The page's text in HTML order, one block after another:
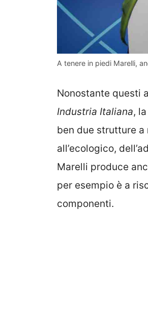
A tenere in piedi Marelli,
Nonostante questi
Industria Italiana,
ben due strutture a
all’ecologico,
Marelli produce
per esempio è a
componenti.